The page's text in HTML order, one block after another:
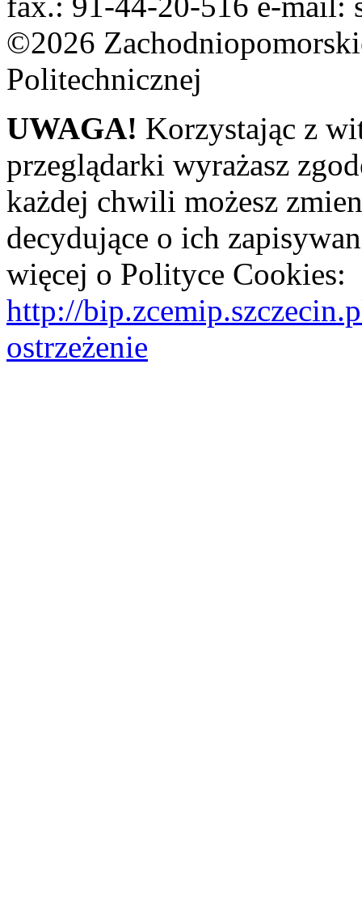
©2026
Politechnicznej
UWAGA! Korzystając z
przeglądarki wyrażasz
każdej chwili możesz
decydujące o ich
więcej o Polityce Cookies:
http://
ostrzeżenie